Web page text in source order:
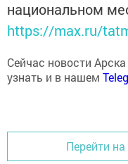
https://max.ru/
узнать и в нашем
Перейти